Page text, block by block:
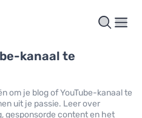
kanaal te
om je blog of YouTube-kanaal te
uit je passie. Leer over
gesponsorde content en het